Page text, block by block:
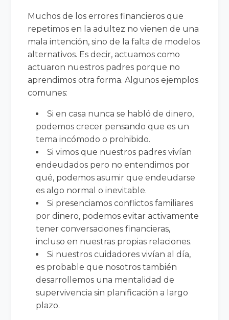
Muchos de los errores financieros que
repetimos en la adultez no vienen de una
mala intención, sino de la falta de modelos
alternativos. Es decir, actuamos como
actuaron nuestros padres porque no
aprendimos otra forma. Algunos ejemplos
comunes:
Si en casa nunca se habló de dinero,
podemos crecer pensando que es un
tema incómodo o prohibido.
Si vimos que nuestros padres vivían
endeudados pero no entendimos por
qué, podemos asumir que endeudarse
es algo normal o inevitable.
Si presenciamos conflictos familiares
por dinero, podemos evitar activamente
tener conversaciones financieras,
incluso en nuestras propias relaciones.
Si nuestros cuidadores vivían al día,
es probable que nosotros también
desarrollemos una mentalidad de
supervivencia sin planificación a largo
plazo.